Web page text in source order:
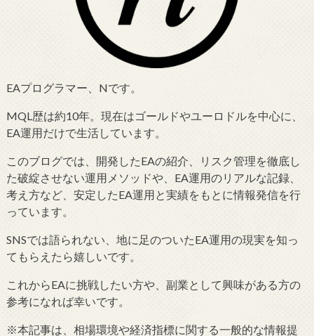
EAプログラマー、Nです。
MQL歴は約10年。現在はゴールドやユーロドルを中心に、
EA運用だけで生活しています。
このブログでは、開発したEAの紹介、リスク管理を徹底し
た破綻させない運用メソッドや、EA運用のリアルな記録、
考え方など、安定したEA運用と実績をもとに情報発信を行
っています。
SNSでは語られない、地に足のついたEA運用の現実を知っ
てもらえたら嬉しいです。
これからEAに挑戦したい方や、副業として興味がある方の
参考になれば幸いです。
※本記事は、相場環境や経済指標に関する一般的な情報提